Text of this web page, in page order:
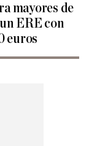
mayores de
ERE con
euros